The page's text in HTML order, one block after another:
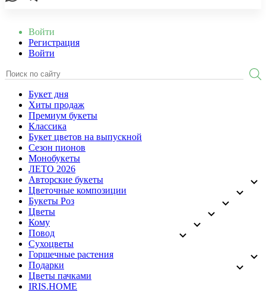
Войти
Регистрация
Войти
Букет дня
Хиты продаж
Премиум букеты
Классика
Букет цветов на выпускной
Сезон пионов
Монобукеты
ЛЕТО 2026
Авторские букеты
Цветочные композиции
Букеты Роз
Цветы
Кому
Повод
Сухоцветы
Горшечные растения
Подарки
Цветы пачками
IRIS.HOME